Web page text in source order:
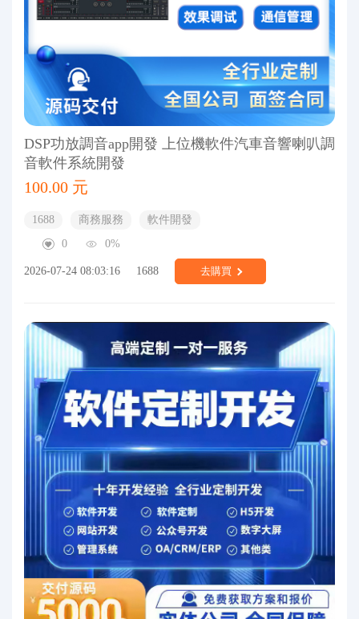
DSP功放調音app開發 上位機軟件汽車音響喇叭調
音軟件系統開發
100.00 元
1688 商務服務
軟件開發
0
0%
2026-07-24 08:03:16 1688 去購買